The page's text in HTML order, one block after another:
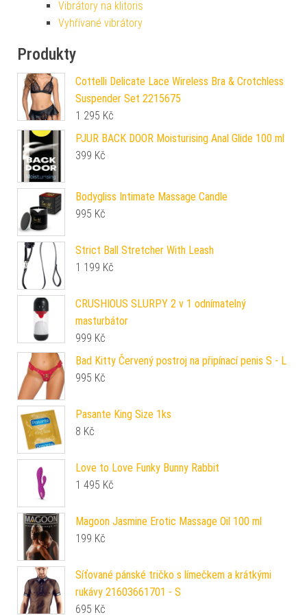
Vibrátory na klitoris
Vyhřívané vibrátory
Produkty
Cottelli Delicate Lace Wireless Bra & Crotchless
Suspender Set 2215675
1 295 Kč
PJUR BACK DOOR Moisturising Anal Glide 100 ml
399 Kč
Bodygliss Intimate Massage Candle
995 Kč
Strict Ball Stretcher With Leash
1 199 Kč
CRUSHIOUS SLURPY 2 v 1 odnímatelný
masturbátor
999 Kč
Bad Kitty Červený postroj na připínací penis S - L
995 Kč
Pasante King Size 1ks
8 Kč
Love to Love Funky Bunny Rabbit
1 495 Kč
Magoon Jasmine Erotic Massage Oil 100 ml
199 Kč
Síťované pánské tričko s límečkem a krátkými
rukávy 21603661701 - S
695 Kč